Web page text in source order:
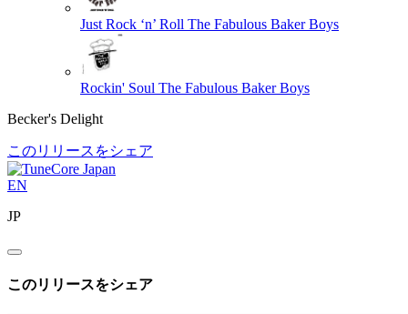
Just Rock ‘n’ Roll The Fabulous Baker Boys
Rockin' Soul The Fabulous Baker Boys
Becker's Delight
このリリースをシェア
EN
JP
このリリースをシェア